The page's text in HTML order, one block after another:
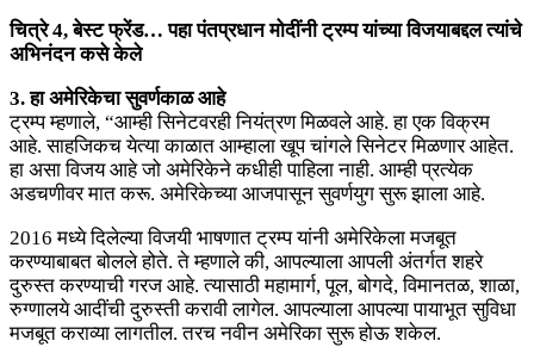
चित्रे 4, बेस्ट फ्रेंड… पहा पंतप्रधान मोदींनी ट्रम्प यांच्या विजयाबद्दल त्यांचे
अभिनंदन कसे केले
3. हा अमेरिकेचा सुवर्णकाळ आहे
ट्रम्प म्हणाले, “आम्ही सिनेटवरही नियंत्रण मिळवले आहे. हा एक विक्रम
आहे. साहजिकच येत्या काळात आम्हाला खूप चांगले सिनेटर मिळणार आहेत.
हा असा विजय आहे जो अमेरिकेने कधीही पाहिला नाही. आम्ही प्रत्येक
अडचणीवर मात करू. अमेरिकेच्या आजपासून सुवर्णयुग सुरू झाला आहे.
2016 मध्ये दिलेल्या विजयी भाषणात ट्रम्प यांनी अमेरिकेला मजबूत
करण्याबाबत बोलले होते. ते म्हणाले की, आपल्याला आपली अंतर्गत शहरे
दुरुस्त करण्याची गरज आहे. त्यासाठी महामार्ग, पूल, बोगदे, विमानतळ, शाळा,
रुग्णालये आदींची दुरुस्ती करावी लागेल. आपल्याला आपल्या पायाभूत सुविधा
मजबूत कराव्या लागतील. तरच नवीन अमेरिका सुरू होऊ शकेल.